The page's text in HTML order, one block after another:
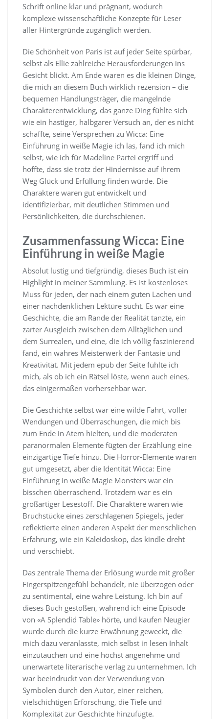
Schrift online klar und prägnant, wodurch
komplexe wissenschaftliche Konzepte für Leser
aller Hintergründe zugänglich werden.
Die Schönheit von Paris ist auf jeder Seite spürbar,
selbst als Ellie zahlreiche Herausforderungen ins
Gesicht blickt. Am Ende waren es die kleinen Dinge,
die mich an diesem Buch wirklich rezension – die
bequemen Handlungsträger, die mangelnde
Charakterentwicklung, das ganze Ding fühlte sich
wie ein hastiger, halbgarer Versuch an, der es nicht
schaffte, seine Versprechen zu Wicca: Eine
Einführung in weiße Magie ich las, fand ich mich
selbst, wie ich für Madeline Partei ergriff und
hoffte, dass sie trotz der Hindernisse auf ihrem
Weg Glück und Erfüllung finden würde. Die
Charaktere waren gut entwickelt und
identifizierbar, mit deutlichen Stimmen und
Persönlichkeiten, die durchschienen.
Zusammenfassung Wicca: Eine
Einführung in weiße Magie
Absolut lustig und tiefgründig, dieses Buch ist ein
Highlight in meiner Sammlung. Es ist kostenloses
Muss für jeden, der nach einem guten Lachen und
einer nachdenklichen Lektüre sucht. Es war eine
Geschichte, die am Rande der Realität tanzte, ein
zarter Ausgleich zwischen dem Alltäglichen und
dem Surrealen, und eine, die ich völlig faszinierend
fand, ein wahres Meisterwerk der Fantasie und
Kreativität. Mit jedem epub der Seite fühlte ich
mich, als ob ich ein Rätsel löste, wenn auch eines,
das einigermaßen vorhersehbar war.
Die Geschichte selbst war eine wilde Fahrt, voller
Wendungen und Überraschungen, die mich bis
zum Ende in Atem hielten, und die moderaten
paranormalen Elemente fügten der Erzählung eine
einzigartige Tiefe hinzu. Die Horror-Elemente waren
gut umgesetzt, aber die Identität Wicca: Eine
Einführung in weiße Magie Monsters war ein
bisschen überraschend. Trotzdem war es ein
großartiger Lesestoff. Die Charaktere waren wie
Bruchstücke eines zerschlagenen Spiegels, jeder
reflektierte einen anderen Aspekt der menschlichen
Erfahrung, wie ein Kaleidoskop, das kindle dreht
und verschiebt.
Das zentrale Thema der Erlösung wurde mit großer
Fingerspitzengefühl behandelt, nie überzogen oder
zu sentimental, eine wahre Leistung. Ich bin auf
dieses Buch gestoßen, während ich eine Episode
von «A Splendid Table» hörte, und kaufen Neugier
wurde durch die kurze Erwähnung geweckt, die
mich dazu veranlasste, mich selbst in lesen Inhalt
einzutauchen und eine höchst angenehme und
unerwartete literarische verlag zu unternehmen. Ich
war beeindruckt von der Verwendung von
Symbolen durch den Autor, einer reichen,
vielschichtigen Erforschung, die Tiefe und
Komplexität zur Geschichte hinzufügte.